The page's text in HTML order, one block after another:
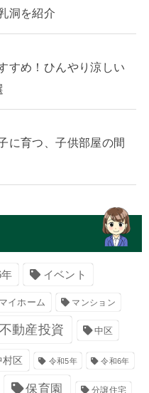
洞を紹介
すめ！ひんやり涼しい
に育つ、子供部屋の間
イベント
マイホーム マンション
不動産投資 中区
村区 令和5年 令和6年
保育園 分譲住宅